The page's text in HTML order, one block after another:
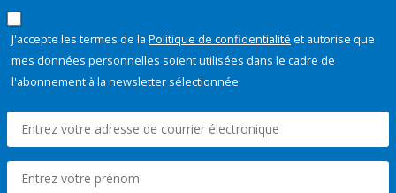
J'accepte les termes de la Politique de confidentialité et autorise que
mes données personnelles soient utilisées dans le cadre de
l'abonnement à la newsletter sélectionnée.